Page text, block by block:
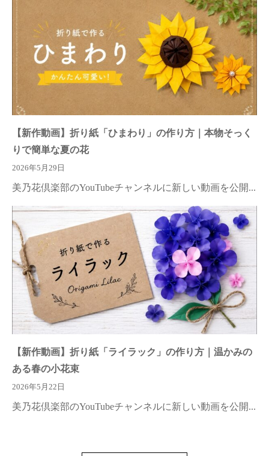
【新作動画】折り紙「ひまわり」の作り方｜本物そっく
りで簡単な夏の花
2026年5月29日
美乃花倶楽部のYouTubeチャンネルに新しい動画を公開...
【新作動画】折り紙「ライラック」の作り方｜温かみの
ある春の小花束
2026年5月22日
美乃花倶楽部のYouTubeチャンネルに新しい動画を公開...